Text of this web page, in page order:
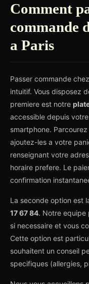
Comment
commande
a Paris
Passer commande
intuitif. Vous disposez
premiere est notre
accessible depuis
smartphone.
ajoutez-les a votre
renseignant votre
horaire prefere. Le
confirmation
La seconde option est
17 67 84. Notre equipe
si necessaire et vous
Cette option est
souhaitent un conseil
specifiques (allergies,